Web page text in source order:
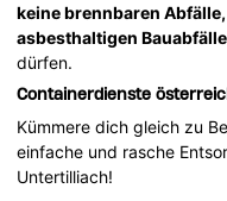
keine brennbaren
asbesthaltigen Bauabfälle
dürfen.
Containerdienste
Kümmere dich gleich zu
einfache und rasche
Untertilliach!